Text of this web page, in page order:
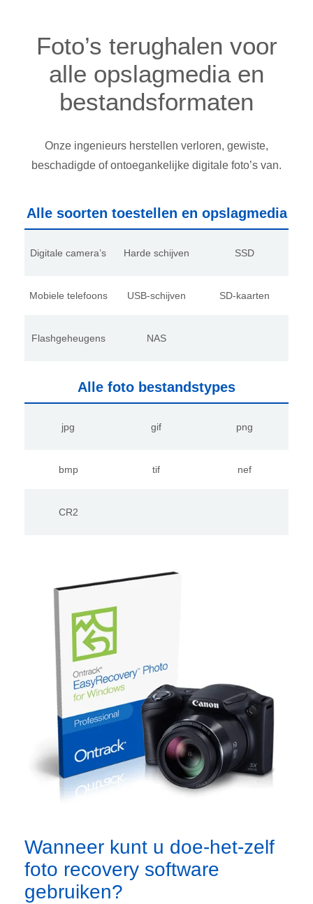
Foto’s terughalen voor
alle opslagmedia en
bestandsformaten
Onze ingenieurs herstellen verloren, gewiste,
beschadigde of ontoegankelijke digitale foto’s van.
Alle soorten toestellen en opslagmedia
Digitale camera’s Harde schijven SSD
Mobiele telefoons USB-schijven SD-kaarten
Flashgeheugens NAS
Alle foto bestandstypes
jpg gif png
bmp tif nef
CR2
Wanneer kunt u doe-het-zelf
foto recovery software
gebruiken?